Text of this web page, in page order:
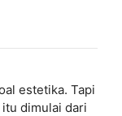
estetika. Tapi
dimulai dari